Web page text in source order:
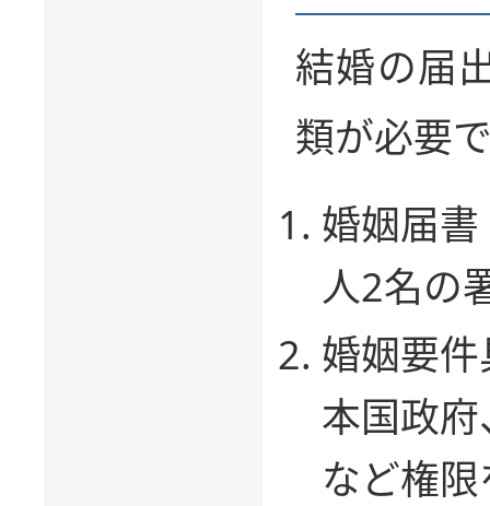
結婚の届
類が必要
婚姻届
人2名の
婚姻要
本国政
など権